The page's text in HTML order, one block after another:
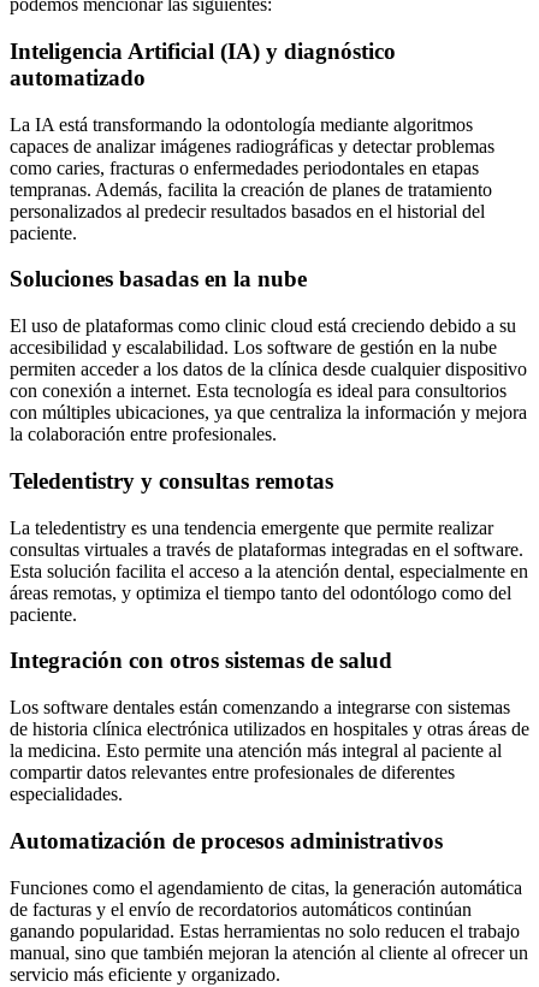
podemos mencionar las siguientes:
Inteligencia Artificial (IA) y diagnóstico
automatizado
La IA está transformando la odontología mediante algoritmos
capaces de analizar imágenes radiográficas y detectar problemas
como caries, fracturas o enfermedades periodontales en etapas
tempranas. Además, facilita la creación de planes de tratamiento
personalizados al predecir resultados basados en el historial del
paciente.
Soluciones basadas en la nube
El uso de plataformas como clinic cloud está creciendo debido a su
accesibilidad y escalabilidad. Los software de gestión en la nube
permiten acceder a los datos de la clínica desde cualquier dispositivo
con conexión a internet. Esta tecnología es ideal para consultorios
con múltiples ubicaciones, ya que centraliza la información y mejora
la colaboración entre profesionales.
Teledentistry y consultas remotas
La teledentistry es una tendencia emergente que permite realizar
consultas virtuales a través de plataformas integradas en el software.
Esta solución facilita el acceso a la atención dental, especialmente en
áreas remotas, y optimiza el tiempo tanto del odontólogo como del
paciente.
Integración con otros sistemas de salud
Los software dentales están comenzando a integrarse con sistemas
de historia clínica electrónica utilizados en hospitales y otras áreas de
la medicina. Esto permite una atención más integral al paciente al
compartir datos relevantes entre profesionales de diferentes
especialidades.
Automatización de procesos administrativos
Funciones como el agendamiento de citas, la generación automática
de facturas y el envío de recordatorios automáticos continúan
ganando popularidad. Estas herramientas no solo reducen el trabajo
manual, sino que también mejoran la atención al cliente al ofrecer un
servicio más eficiente y organizado.